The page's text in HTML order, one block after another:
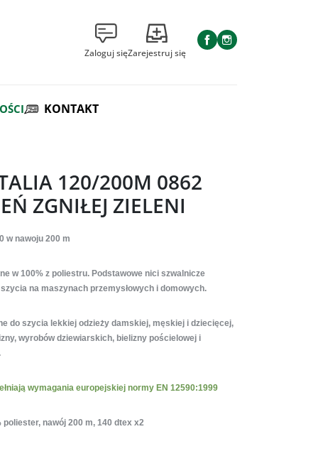
Zaloguj sięZarejestruj się Facebook
Instagram
KONTAKT
120/200M 0862
ZGNIŁEJ ZIELENI
w nawoju 200 m
w 100% z poliestru. Podstawowe nici szwalnicze
na maszynach przemysłowych i domowych.
do szycia lekkiej odzieży damskiej, męskiej i dziecięcej,
wyrobów dziewiarskich, bielizny pościelowej i
wymagania europejskiej normy EN 12590:1999
poliester, nawój 200 m, 140 dtex x2